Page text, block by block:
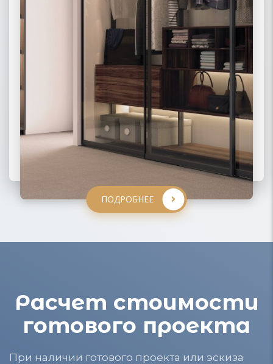
ПОДРОБНЕЕ
ПОДРОБНЕЕ
ПОДРОБНЕЕ
Расчет стоимости
готового проекта
При наличии готового проекта или эскиза